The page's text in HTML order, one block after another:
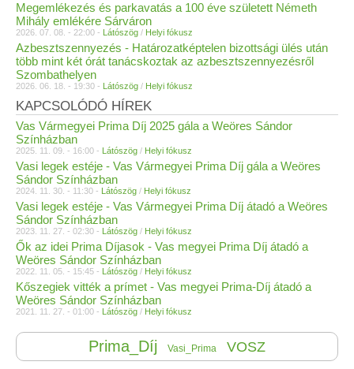
Megemlékezés és parkavatás a 100 éve született Németh
Mihály emlékére Sárváron
2026. 07. 08. - 22:00 - Látószög / Helyi fókusz
Azbesztszennyezés - Határozatképtelen bizottsági ülés után
több mint két órát tanácskoztak az azbesztszennyezésről
Szombathelyen
2026. 06. 18. - 19:30 - Látószög / Helyi fókusz
KAPCSOLÓDÓ HÍREK
Vas Vármegyei Prima Díj 2025 gála a Weöres Sándor
Színházban
2025. 11. 09. - 16:00 - Látószög / Helyi fókusz
Vasi legek estéje - Vas Vármegyei Prima Díj gála a Weöres
Sándor Színházban
2024. 11. 30. - 11:30 - Látószög / Helyi fókusz
Vasi legek estéje - Vas Vármegyei Prima Díj átadó a Weöres
Sándor Színházban
2023. 11. 27. - 02:30 - Látószög / Helyi fókusz
Ők az idei Prima Díjasok - Vas megyei Prima Díj átadó a
Weöres Sándor Színházban
2022. 11. 05. - 15:45 - Látószög / Helyi fókusz
Kőszegiek vitték a prímet - Vas megyei Prima-Díj átadó a
Weöres Sándor Színházban
2021. 11. 27. - 01:00 - Látószög / Helyi fókusz
Prima_Díj Vasi_Prima VOSZ